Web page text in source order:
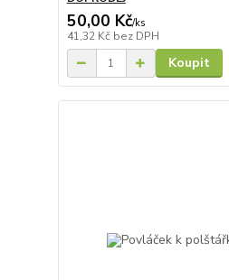
50,00 Kč/ks
41,32 Kč bez DPH
Koupit